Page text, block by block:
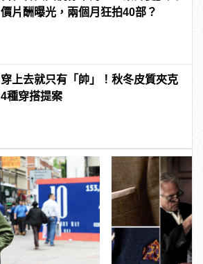
價片酬曝光，兩個月狂拍40部？
穿上去就只有「帥」！秋冬皮質夾克
4種穿搭提案